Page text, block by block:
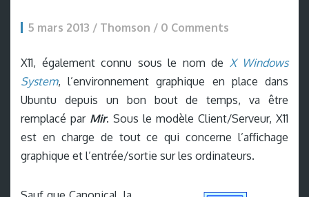
5 mars 2013 / Thomson / 0 Comments
X11, également connu sous le nom de X Windows
System, l’environnement graphique en place dans
Ubuntu depuis un bon bout de temps, va être
remplacé par Mir. Sous le modèle Client/Serveur, X11
est en charge de tout ce qui concerne l’affichage
graphique et l’entrée/sortie sur les ordinateurs.